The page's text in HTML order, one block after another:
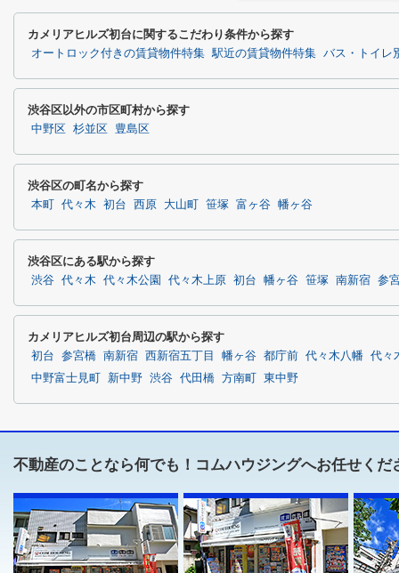
カメリアヒルズ初台に関するこだわり条件から探す
オートロック付きの賃貸物件特集 駅近の賃貸物件特集 バス・トイレ
渋谷区以外の市区町村から探す
中野区 杉並区 豊島区
渋谷区の町名から探す
本町 代々木 初台 西原 大山町 笹塚 富ヶ谷 幡ヶ谷
渋谷区にある駅から探す
渋谷 代々木 代々木公園 代々木上原 初台 幡ヶ谷 笹塚 南新宿 参
カメリアヒルズ初台周辺の駅から探す
初台 参宮橋 南新宿 西新宿五丁目 幡ヶ谷 都庁前 代々木八幡
代々
中野富士見町
新中野 渋谷 代田橋 方南町 東中野
不動産のことなら何でも！コムハウジングへお任せくだ